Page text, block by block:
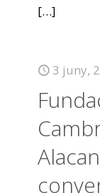
[…]
3 juny,